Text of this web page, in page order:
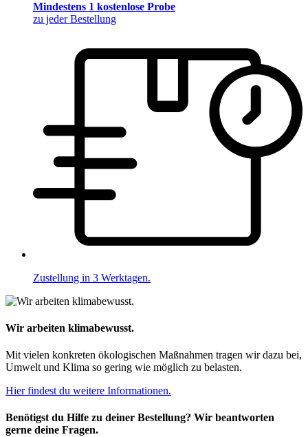
Mindestens 1 kostenlose Probe
zu jeder Bestellung
Zustellung in 3 Werktagen.
Wir arbeiten klimabewusst.
Mit vielen konkreten ökologischen Maßnahmen tragen wir dazu bei,
Umwelt und Klima so gering wie möglich zu belasten.
Hier findest du weitere Informationen.
Benötigst du Hilfe zu deiner Bestellung? Wir beantworten
gerne deine Fragen.